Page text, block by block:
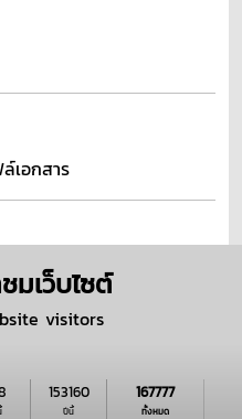
เอกสาร
มเว็บไซต์
visitors
ปีนี้
153160
ทั้งหมด
167777